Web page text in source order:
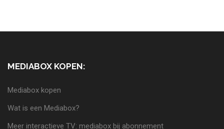
MEDIABOX KOPEN:
Mediabox kopen
Wat is een Mediabox?
Meer interactieve TV: mediabox bij abonnement